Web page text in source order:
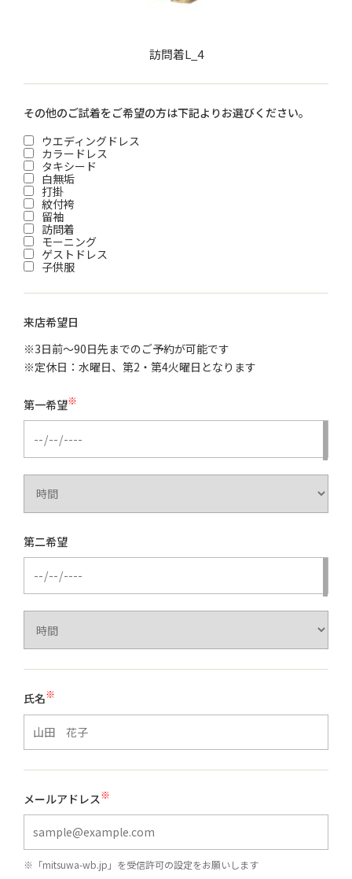
訪問着L_4
その他のご試着をご希望の方は下記よりお選びください。
ウエディングドレス
カラードレス
タキシード
白無垢
打掛
紋付袴
留袖
訪問着
モーニング
ゲストドレス
子供服
来店希望日
※3日前～90日先までのご予約が可能です
※定休日：水曜日、第2・第4火曜日となります
第一希望※
第二希望
氏名※
メールアドレス※
※「mitsuwa-wb.jp」を受信許可の設定をお願いします